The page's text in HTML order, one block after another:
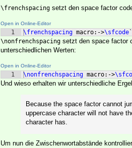
\frenchspacing setzt den space factor
Open in Online-Editor
1 \frenchspacing macro:->\sfcode `
\nonfrenchspacing setzt den space factor
unterschiedlichen Werten:
Open in Online-Editor
1 \nonfrenchspacing macro:->
Und wieso erhalten wir unterschiedliche
Because the space factor cannot
uppercase character will not have
character has.
Um nun die Zwischenwortabstände